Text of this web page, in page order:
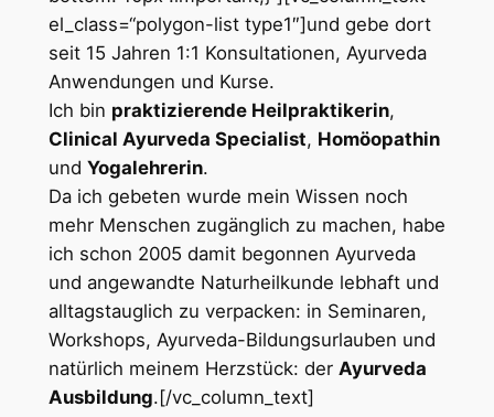
el_class=“polygon-list type1″]und gebe dort
seit 15 Jahren 1:1 Konsultationen, Ayurveda
Anwendungen und Kurse.
Ich bin praktizierende Heilpraktikerin,
Clinical Ayurveda Specialist, Homöopathin
und Yogalehrerin.
Da ich gebeten wurde mein Wissen noch
mehr Menschen zugänglich zu machen, habe
ich schon 2005 damit begonnen Ayurveda
und angewandte Naturheilkunde lebhaft und
alltagstauglich zu verpacken: in Seminaren,
Workshops, Ayurveda-Bildungsurlauben und
natürlich meinem Herzstück: der Ayurveda
Ausbildung.[/vc_column_text]